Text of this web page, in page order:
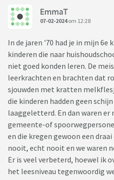
EmmaT
07-02-2024om 12:28
In de jaren '70 had je in mijn
kinderen die naar
niet goed konden leren. De
leerkrachten en brachten dat
sjouwden met kratten
die kinderen hadden geen
laaggeletterd. En dan waren
gemeente-of
en die kregen gewoon een
nooit, echt nooit en we waren
Er is veel verbeterd, hoewel ik
het leesniveau tegenwoordig